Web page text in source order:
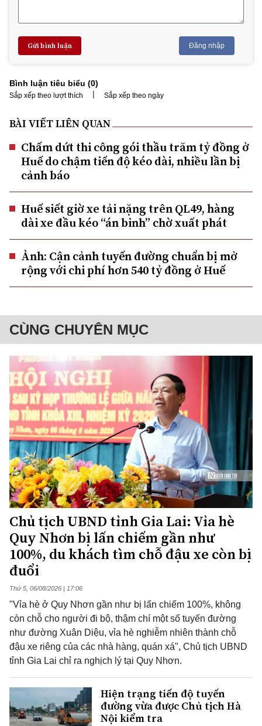
Gửi bình luận Đăng nhập
Bình luận tiêu biểu (0)
Sắp xếp theo lượt thích | Sắp xếp theo ngày
BÀI VIẾT LIÊN QUAN
Chấm dứt thi công gói thầu trăm tỷ đồng ở
Huế do chậm tiến độ kéo dài, nhiều lần bị
cảnh báo
Huế siết giờ xe tải nặng trên QL49, hàng
dài xe đầu kéo “án binh” chờ xuất phát
Ảnh: Cận cảnh tuyến đường chuẩn bị mở
rộng với chi phí hơn 540 tỷ đồng ở Huế
CÙNG CHUYÊN MỤC
Chủ tịch UBND tỉnh Gia Lai: Vỉa hè
Quy Nhơn bị lấn chiếm gần như
100%, du khách tìm chỗ đậu xe còn bị
đuổi
Thứ 5, 06/08/2026 | 17:06
"Vỉa hè ở Quy Nhơn gần như bị lấn chiếm 100%, không
còn chỗ cho người đi bộ, thậm chí một số tuyến đường
như đường Xuân Diệu, vỉa hè nghiễm nhiên thành chỗ
đậu xe riêng của các nhà hàng, quán xá", Chủ tịch UBND
tỉnh Gia Lai chỉ ra nghịch lý tại Quy Nhơn.
Hiện trạng tiến độ tuyến
đường vừa được Chủ tịch Hà
Nội kiểm tra